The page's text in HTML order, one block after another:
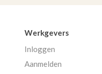
Werkgevers
Inloggen
Aanmelden